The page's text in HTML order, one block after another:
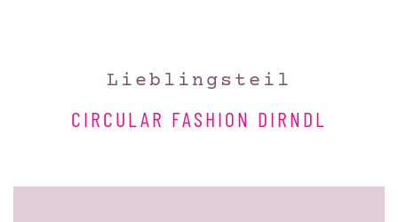
Lieblingsteil
CIRCULAR FASHION DIRNDL